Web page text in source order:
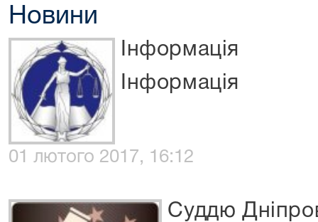
Новини
Інформація
Інформація
01 лютого 2017, 16:12
Суддю